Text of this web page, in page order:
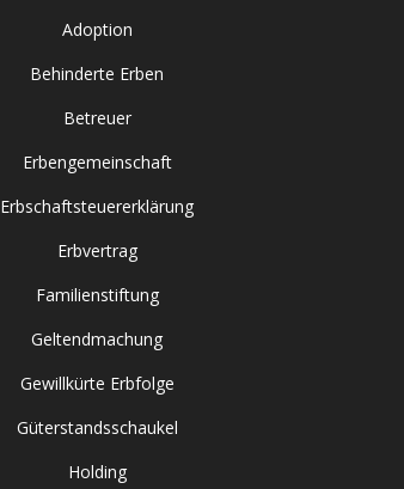
Adoption
Behinderte Erben
Betreuer
Erbengemeinschaft
Erbschaftsteuererklärung
Erbvertrag
Familienstiftung
Geltendmachung
Gewillkürte Erbfolge
Güterstandsschaukel
Holding